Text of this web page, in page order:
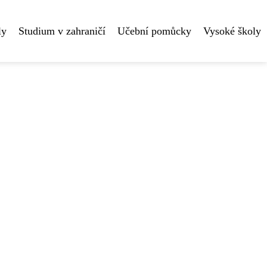
Studium v zahraničí Učební pomůcky Vysoké školy